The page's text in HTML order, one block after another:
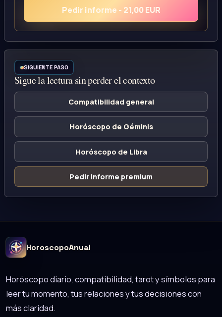
Pedir informe - 21,00 EUR
SIGUIENTE PASO
Sigue la lectura sin perder el contexto
Compatibilidad general
Horóscopo de Géminis
Horóscopo de Libra
Pedir informe premium
HoroscopoAnual
Horóscopo diario, compatibilidad, tarot y símbolos para
leer tu momento, tus relaciones y tus decisiones con
más claridad.